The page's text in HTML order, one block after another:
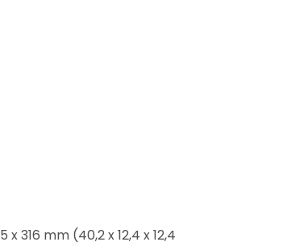
316 mm (40,2 x 12,4 x 12,4